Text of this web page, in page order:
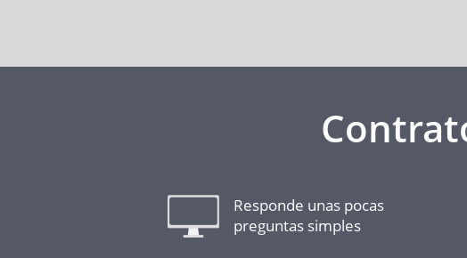
Responde unas pocas
preguntas simples